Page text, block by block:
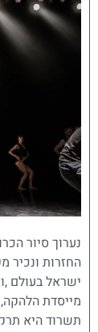
נערוך סיור
החזרות ונכיר
ישראל בעולם
מייסדת
תשרוד היא